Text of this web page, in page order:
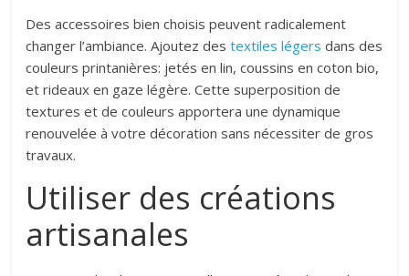
Des accessoires bien choisis peuvent radicalement
changer l’ambiance. Ajoutez destextiles légers dans des
couleurs printanières: jetés en lin, coussins en coton bio,
et rideaux en gaze légère. Cette superposition de
textures et de couleurs apportera une dynamique
renouvelée à votre décoration sans nécessiter de gros
travaux.
Utiliser des créations
artisanales